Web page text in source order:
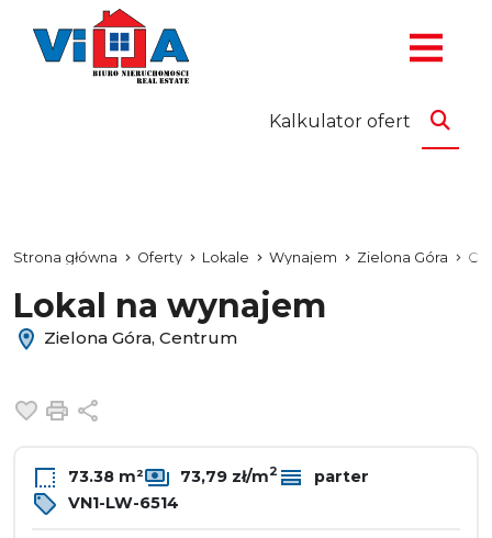
Kalkulator ofert
Strona główna Oferty Lokale Wynajem Zielona Góra
Lokal na wynajem
Zielona Góra, Centrum
Dodaj do ulubionych
Drukuj
73.38 m² 73,79 zł/m2
parter
VN1-LW-6514